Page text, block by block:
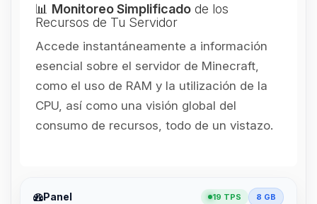
📊 Monitoreo Simplificado de los
Recursos de Tu Servidor
Accede instantáneamente a información
esencial sobre el servidor de Minecraft,
como el uso de RAM y la utilización de la
CPU, así como una visión global del
consumo de recursos, todo de un vistazo.
Panel 19 TPS 8 GB